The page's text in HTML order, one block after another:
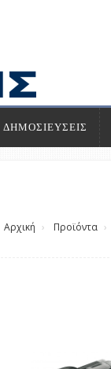
ΔΗΜΟΣΙΕΥΣΕΙΣ
Αρχική Προϊόντα